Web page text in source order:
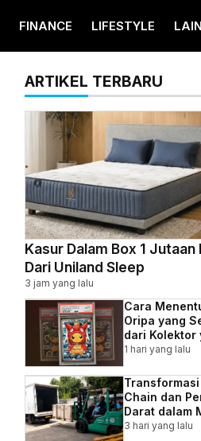
FINANCE LIFESTYLE
ARTIKEL TERBARU
Kasur Dalam Box 1 Jutaan
Dari Uniland Sleep
3 jam yang lalu
Cara
Oripa yang
dari Kolektor
Batunya
1 hari yang lalu
Chain dan
Darat dalam
Efisiensi
3 hari yang lalu